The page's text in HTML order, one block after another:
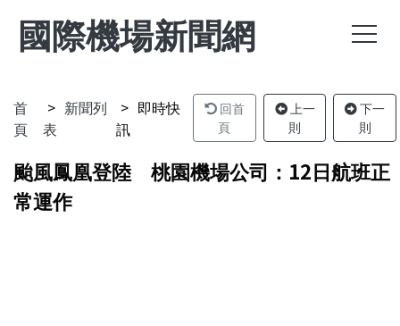
國際機場新聞網
首
頁
新聞列
表
即時快
訊
回首
頁
上一
則
下一
則
颱風鳳凰登陸 桃園機場公司：12日航班正
常運作